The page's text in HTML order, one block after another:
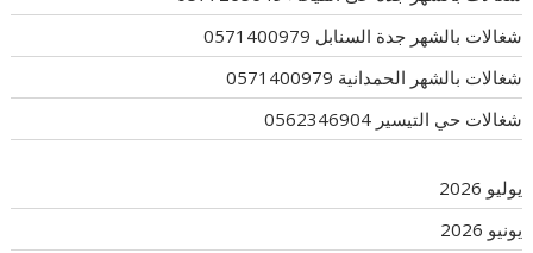
شغالات بالشهر جدة السنابل 0571400979
شغالات بالشهر الحمدانية 0571400979
شغالات حي التيسير 0562346904
يوليو 2026
يونيو 2026